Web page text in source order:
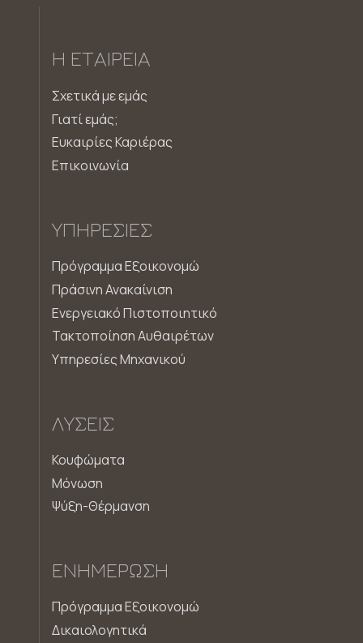
Η ΕΤΑΙΡΕΊΑ
Σχετικά με εμάς
Γιατί εμάς;
Ευκαιρίες Καριέρας
Επικοινωνία
ΥΠΗΡΕΣΊΕΣ
Πρόγραμμα Εξοικονομώ
Πράσινη Ανακαίνιση
Ενεργειακό Πιστοποιητικό
Τακτοποίηση Αυθαιρέτων
Υπηρεσίες Μηχανικού
ΛΎΣΕΙΣ
Κουφώματα
Μόνωση
Ψύξη-Θέρμανση
ΕΝΗΜΈΡΩΣΗ
Πρόγραμμα Εξοικονομώ
Δικαιολογητικά